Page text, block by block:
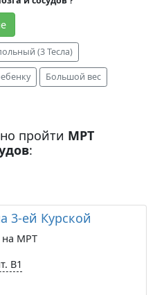
(3 Тесла)
Большой вес
пройти МРТ
:
3-ей Курской
на МРТ
В1